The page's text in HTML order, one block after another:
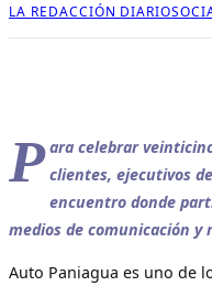
LA REDACCIÓN
P ara celebrar
clientes, ejecutivos
encuentro donde
medios de comunicación y
Auto Paniagua es uno de